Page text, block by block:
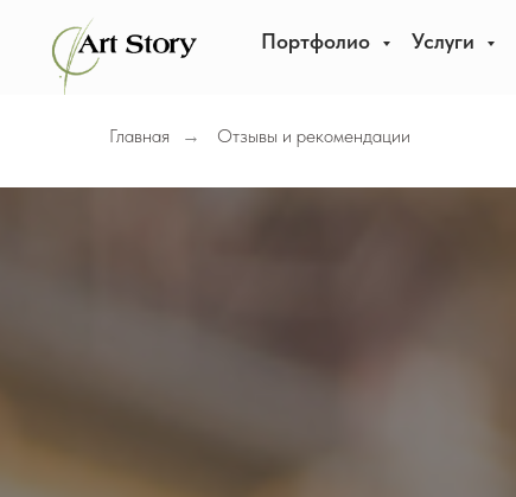
Портфолио Услуги
Главная → Отзывы и рекомендации